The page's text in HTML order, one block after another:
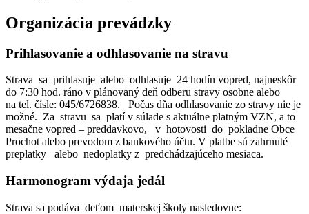
Organizácia prevádzky
Prihlasovanie a odhlasovanie na stravu
Strava sa prihlasuje alebo odhlasuje 24 hodín vopred, najneskôr
do 7:30 hod. ráno v plánovaný deň odberu stravy osobne alebo
na tel. čísle: 045/6726838. Počas dňa odhlasovanie zo stravy nie je
možné. Za stravu sa platí v súlade s aktuálne platným VZN, a to
mesačne vopred – preddavkovo, v hotovosti do pokladne Obce
Prochot alebo prevodom z bankového účtu. V platbe sú zahrnuté
preplatky alebo nedoplatky z predchádzajúceho mesiaca.
Harmonogram výdaja jedál
Strava sa podáva deťom materskej školy nasledovne: